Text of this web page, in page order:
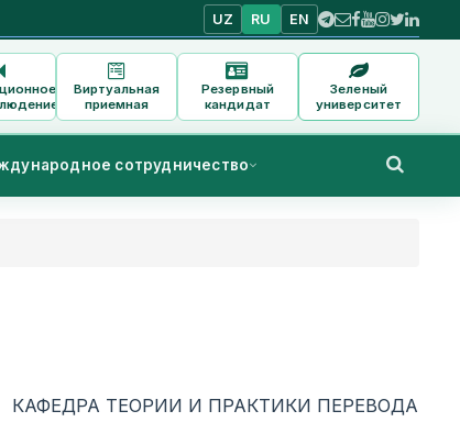
UZ RU EN
Виртуальная
приемная
Резервный
кандидат
Зеленый
университет
сотрудничество
ПЕРЕВОДА